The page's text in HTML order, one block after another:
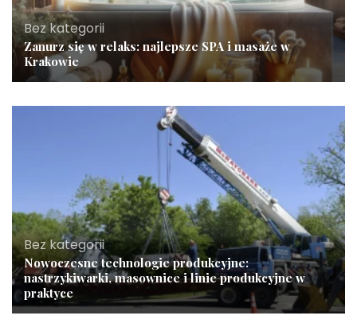
Bez kategorii
Zanurz się w relaks: najlepsze SPA i masaże w
Krakowie
Bez kategorii
Nowoczesne technologie produkcyjne:
nastrzykiwarki, masownice i linie produkcyjne w
praktyce